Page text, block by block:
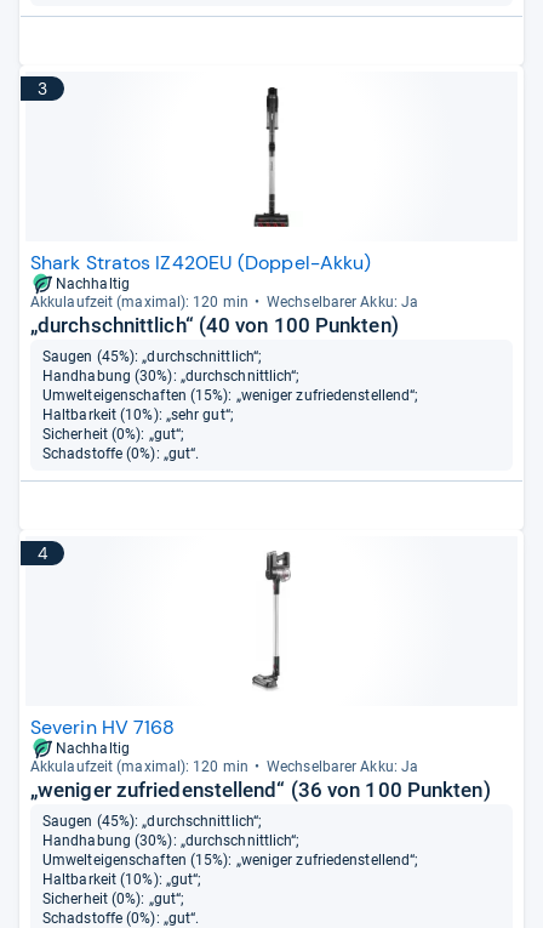
3
Shark Stratos IZ420EU (Doppel-Akku)
Nachhaltig
Akku­lauf­zeit (maxi­mal): 120 min
Wech­sel­ba­rer Akku: Ja
„durchschnittlich“ (40 von 100 Punkten)
Saugen (45%): „durchschnittlich“;
Handhabung (30%): „durchschnittlich“;
Umwelteigenschaften (15%): „weniger zufriedenstellend“;
Haltbarkeit (10%): „sehr gut“;
Sicherheit (0%): „gut“;
Schadstoffe (0%): „gut“.
4
Severin HV 7168
Nachhaltig
Akku­lauf­zeit (maxi­mal): 120 min
Wech­sel­ba­rer Akku: Ja
„weniger zufriedenstellend“ (36 von 100 Punkten)
Saugen (45%): „durchschnittlich“;
Handhabung (30%): „durchschnittlich“;
Umwelteigenschaften (15%): „weniger zufriedenstellend“;
Haltbarkeit (10%): „gut“;
Sicherheit (0%): „gut“;
Schadstoffe (0%): „gut“.